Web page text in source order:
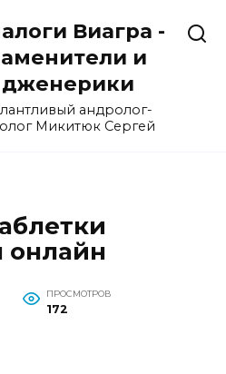
Виагра -
и
дженерики
андролог-
Микитюк Сергей
онлайн
ПРОСМОТРОВ
172